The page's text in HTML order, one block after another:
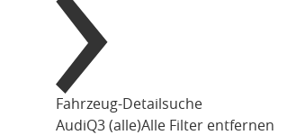
Fahrzeug-Detailsuche
AudiQ3 (alle)Alle Filter entfernen